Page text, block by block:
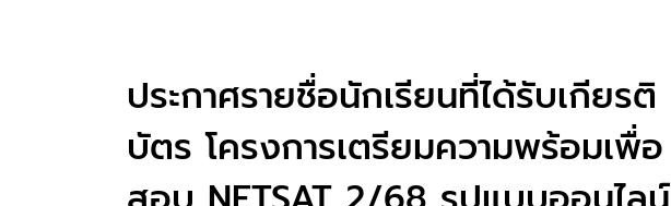
ประกาศรายชื่อนักเรียนที่ได้รับเกียรติ
บัตร โครงการเตรียมความพร้อมเพื่อ